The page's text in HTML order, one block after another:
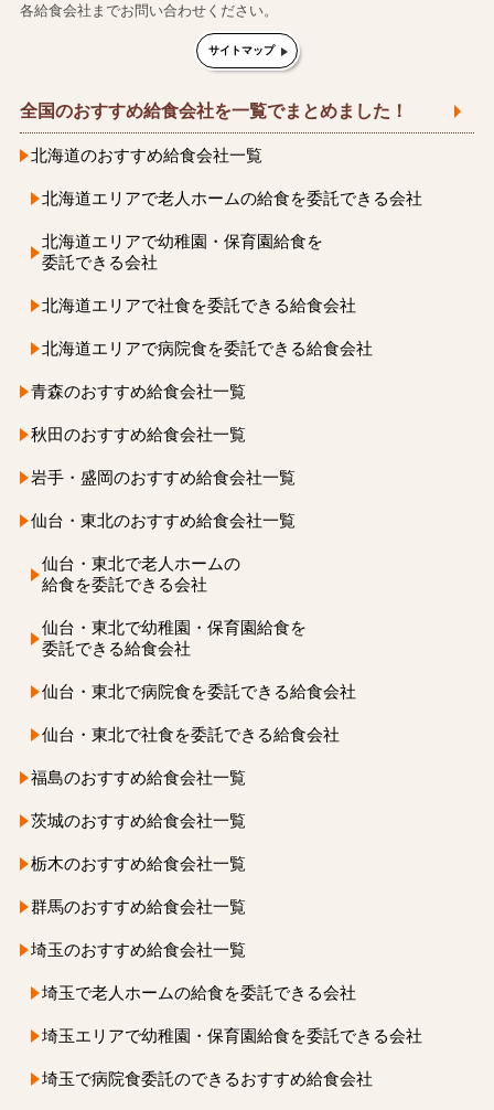
各給食会社までお問い合わせください。
サイトマップ
全国のおすすめ給食会社を一覧でまとめました！
北海道のおすすめ給食会社一覧
北海道エリアで老人ホームの給食を委託できる会社
北海道エリアで幼稚園・保育園給食を
委託できる会社
北海道エリアで社食を委託できる給食会社
北海道エリアで病院食を委託できる給食会社
青森のおすすめ給食会社一覧
秋田のおすすめ給食会社一覧
岩手・盛岡のおすすめ給食会社一覧
仙台・東北のおすすめ給食会社一覧
仙台・東北で老人ホームの
給食を委託できる会社
仙台・東北で幼稚園・保育園給食を
委託できる給食会社
仙台・東北で病院食を委託できる給食会社
仙台・東北で社食を委託できる給食会社
福島のおすすめ給食会社一覧
茨城のおすすめ給食会社一覧
栃木のおすすめ給食会社一覧
群馬のおすすめ給食会社一覧
埼玉のおすすめ給食会社一覧
埼玉で老人ホームの給食を委託できる会社
埼玉エリアで幼稚園・保育園給食を委託できる会社
埼玉で病院食委託のできるおすすめ給食会社